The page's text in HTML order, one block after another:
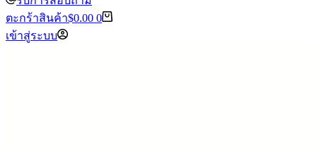
ตะกร้าสินค้า$0.00 0
เข้าสู่ระบบ